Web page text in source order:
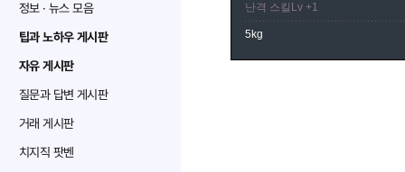
정보 · 뉴스 모음
팁과 노하우 게시판
자유 게시판
질문과 답변 게시판
거래 게시판
치지직 팟벤
난격 스킬Lv +1
5kg